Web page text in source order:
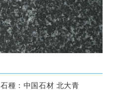
石種：中国石材 北大青